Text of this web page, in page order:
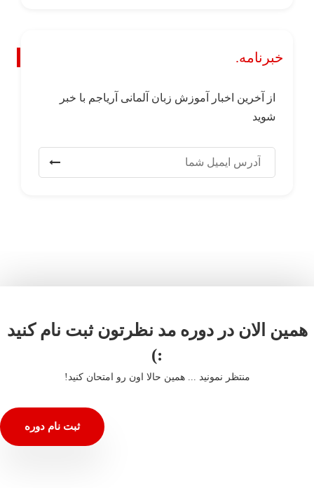
خبرنامه.
از آخرین اخبار آموزش زبان آلمانی آریاجم با خبر
شوید
همین الان در دوره مد نظرتون ثبت نام کنید
:)
منتظر نمونید ... همین حالا اون رو امتحان کنید!
ثبت نام دوره